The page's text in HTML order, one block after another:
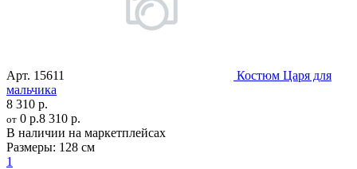
Арт. 15611
Костюм Царя для
мальчика
8 310 р.
от 0 р.8 310 р.
В наличии на маркетплейсах
Размеры: 128 см
1